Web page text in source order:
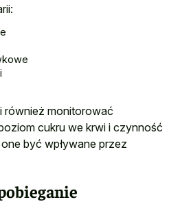
również monitorować
cukru we krwi i czynność
być wpływane przez